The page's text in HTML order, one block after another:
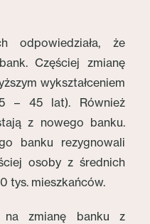
odpowiedziała, że
Częściej zmianę
wykształceniem
– 45 lat). Również
z nowego banku.
banku rezygnowali
osoby z średnich
tys. mieszkańców.
na zmianę banku z